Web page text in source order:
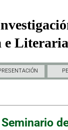
Seminario